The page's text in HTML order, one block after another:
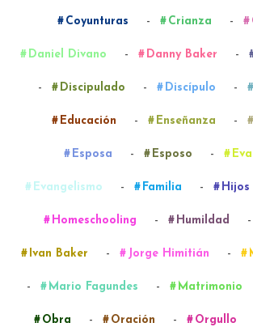
Coyunturas - Crianza -
Daniel Divano - Danny Baker -
- Discipulado - Discípulo -
Educación - Enseñanza -
Esposa - Esposo -
Evangelismo - Familia - Hijos
Homeschooling - Humildad -
Ivan Baker - Jorge Himitián -
- Mario Fagundes - Matrimonio
Obra - Oración - Orgullo